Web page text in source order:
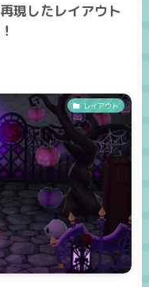
現したレイアウト
レイアウト